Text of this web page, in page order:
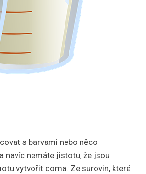
s barvami nebo něco
navíc nemáte jistotu, že jsou
vytvořit doma. Ze surovin, které